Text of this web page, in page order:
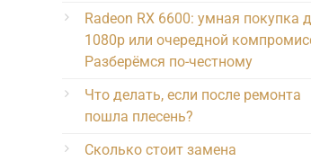
Radeon RX 6600: умная покупка
1080p или очередной
Разберёмся по-честному
Что делать, если после ремонта
пошла плесень?
Сколько стоит замена